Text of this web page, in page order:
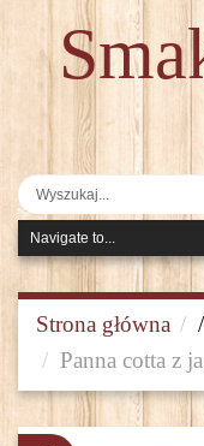
Strona główna /
Panna cotta z